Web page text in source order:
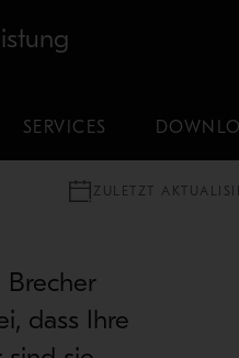
SERVICES
ZULETZT
Brecher
dass Ihre